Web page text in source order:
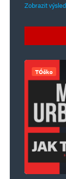
Zobrazit
TÓčko